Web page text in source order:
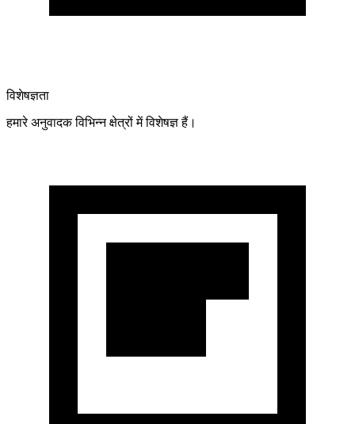
विशेषज्ञता
हमारे अनुवादक विभिन्न क्षेत्रों में विशेषज्ञ हैं।